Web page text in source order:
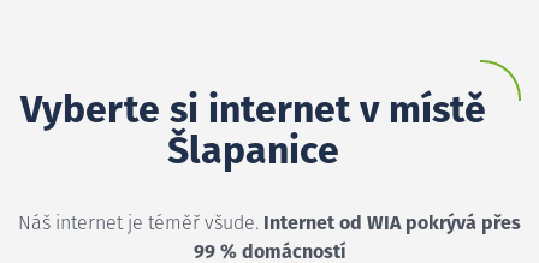
Vyberte si internet v místě
Šlapanice
Náš internet je téměř všude. Internet od WIA pokrývá přes
99 % domácností